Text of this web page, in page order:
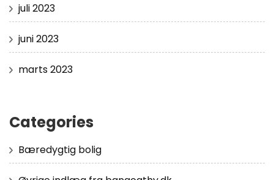
juli 2023
juni 2023
marts 2023
Categories
Bæredygtig bolig